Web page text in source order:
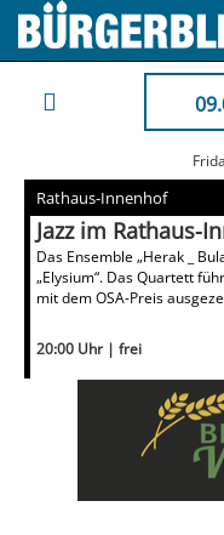
Rathaus-Innenhof
Jazz im Rathaus-
Das Ensemble „Herak _
„Elysium“. Das Quartett
mit dem OSA-Preis
20:00 Uhr | frei